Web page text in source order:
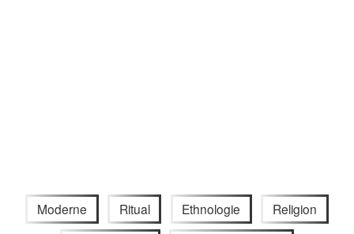
Moderne Ritual Ethnologie Religion